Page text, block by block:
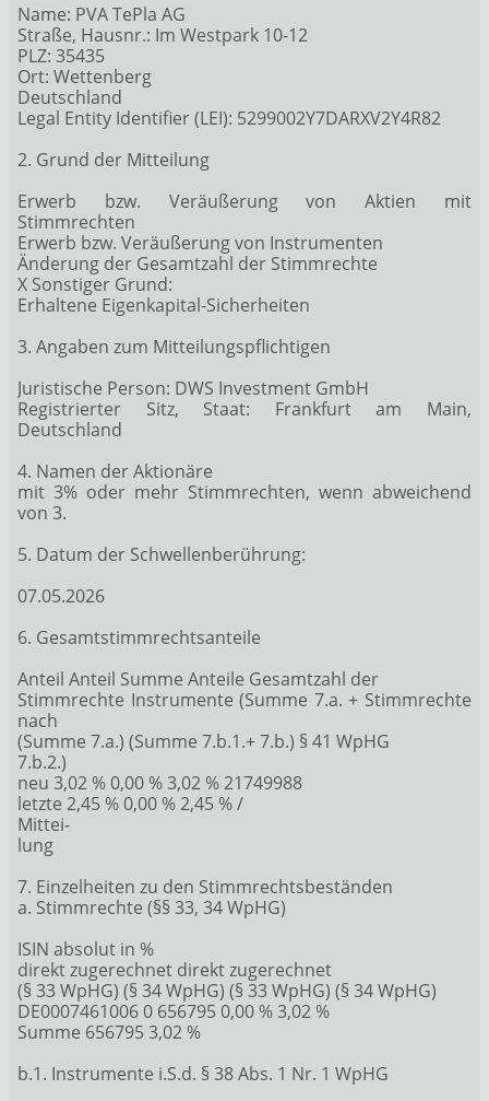
Name: PVA TePla AG
Straße, Hausnr.: Im Westpark 10-12
PLZ: 35435
Ort: Wettenberg
Deutschland
Legal Entity Identifier (LEI): 5299002Y7DARXV2Y4R82
2. Grund der Mitteilung
Erwerb bzw. Veräußerung von Aktien mit
Stimmrechten
Erwerb bzw. Veräußerung von Instrumenten
Änderung der Gesamtzahl der Stimmrechte
X Sonstiger Grund:
Erhaltene Eigenkapital-Sicherheiten
3. Angaben zum Mitteilungspflichtigen
Juristische Person: DWS Investment GmbH
Registrierter Sitz, Staat: Frankfurt am Main,
Deutschland
4. Namen der Aktionäre
mit 3% oder mehr Stimmrechten, wenn abweichend
von 3.
5. Datum der Schwellenberührung:
07.05.2026
6. Gesamtstimmrechtsanteile
Anteil Anteil Summe Anteile Gesamtzahl der
Stimmrechte Instrumente (Summe 7.a. + Stimmrechte
nach
(Summe 7.a.) (Summe 7.b.1.+ 7.b.) § 41 WpHG
7.b.2.)
neu 3,02 % 0,00 % 3,02 % 21749988
letzte 2,45 % 0,00 % 2,45 % /
Mittei-
lung
7. Einzelheiten zu den Stimmrechtsbeständen
a. Stimmrechte (§§ 33, 34 WpHG)
ISIN absolut in %
direkt zugerechnet direkt zugerechnet
(§ 33 WpHG) (§ 34 WpHG) (§ 33 WpHG) (§ 34 WpHG)
DE0007461006 0 656795 0,00 % 3,02 %
Summe 656795 3,02 %
b.1. Instrumente i.S.d. § 38 Abs. 1 Nr. 1 WpHG